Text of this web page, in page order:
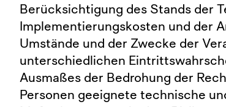
Berücksichtigung des Stands der
Implementierungskosten und der
Umstände und der Zwecke der
unterschiedlichen
Ausmaßes der Bedrohung der
Personen geeignete technische